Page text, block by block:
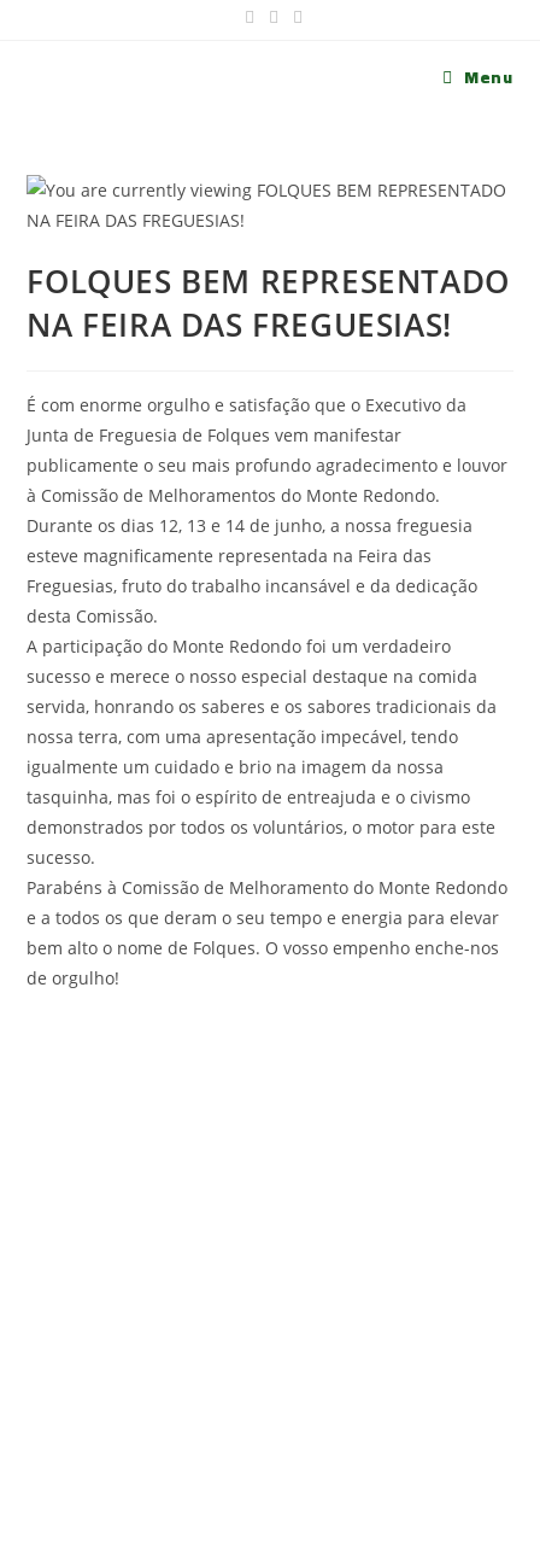
Menu
FOLQUES BEM REPRESENTADO
NA FEIRA DAS FREGUESIAS!
É com enorme orgulho e satisfação que o Executivo da
Junta de Freguesia de Folques vem manifestar
publicamente o seu mais profundo agradecimento e louvor
à Comissão de Melhoramentos do Monte Redondo.
Durante os dias 12, 13 e 14 de junho, a nossa freguesia
esteve magnificamente representada na Feira das
Freguesias, fruto do trabalho incansável e da dedicação
desta Comissão.
A participação do Monte Redondo foi um verdadeiro
sucesso e merece o nosso especial destaque na comida
servida, honrando os saberes e os sabores tradicionais da
nossa terra, com uma apresentação impecável, tendo
igualmente um cuidado e brio na imagem da nossa
tasquinha, mas foi o espírito de entreajuda e o civismo
demonstrados por todos os voluntários, o motor para este
sucesso.
Parabéns à Comissão de Melhoramento do Monte Redondo
e a todos os que deram o seu tempo e energia para elevar
bem alto o nome de Folques. O vosso empenho enche-nos
de orgulho!